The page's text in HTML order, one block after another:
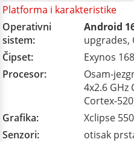
Platforma i karakteristike
Operativni
sistem:
Android
upgrades,
Čipset:
Exynos
Procesor:
Osam-
4x2.6 GHz
Cortex-
Grafika:
Xclipse 550
Senzori:
otisak